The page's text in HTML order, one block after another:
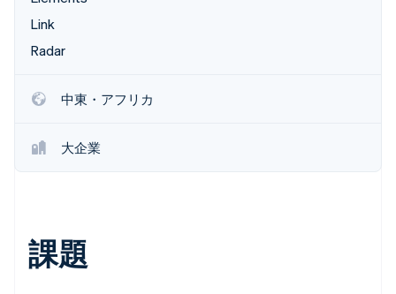
カーボンリムーバル
Identity
オンライン本人確認
Stripe Sessions 2026
Stripe が AI の経済インフラをどのように構築しているかを
Link
Radar
中東・アフリカ
大企業
課題